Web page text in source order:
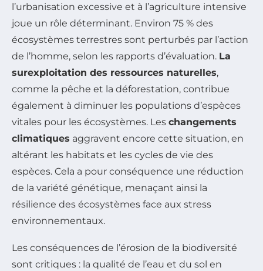
l’urbanisation excessive et à l’agriculture intensive
joue un rôle déterminant. Environ 75 % des
écosystèmes terrestres sont perturbés par l’action
de l’homme, selon les rapports d’évaluation. La
surexploitation des ressources naturelles,
comme la pêche et la déforestation, contribue
également à diminuer les populations d’espèces
vitales pour les écosystèmes. Les changements
climatiques aggravent encore cette situation, en
altérant les habitats et les cycles de vie des
espèces. Cela a pour conséquence une réduction
de la variété génétique, menaçant ainsi la
résilience des écosystèmes face aux stress
environnementaux.
Les conséquences de l’érosion de la biodiversité
sont critiques : la qualité de l’eau et du sol en